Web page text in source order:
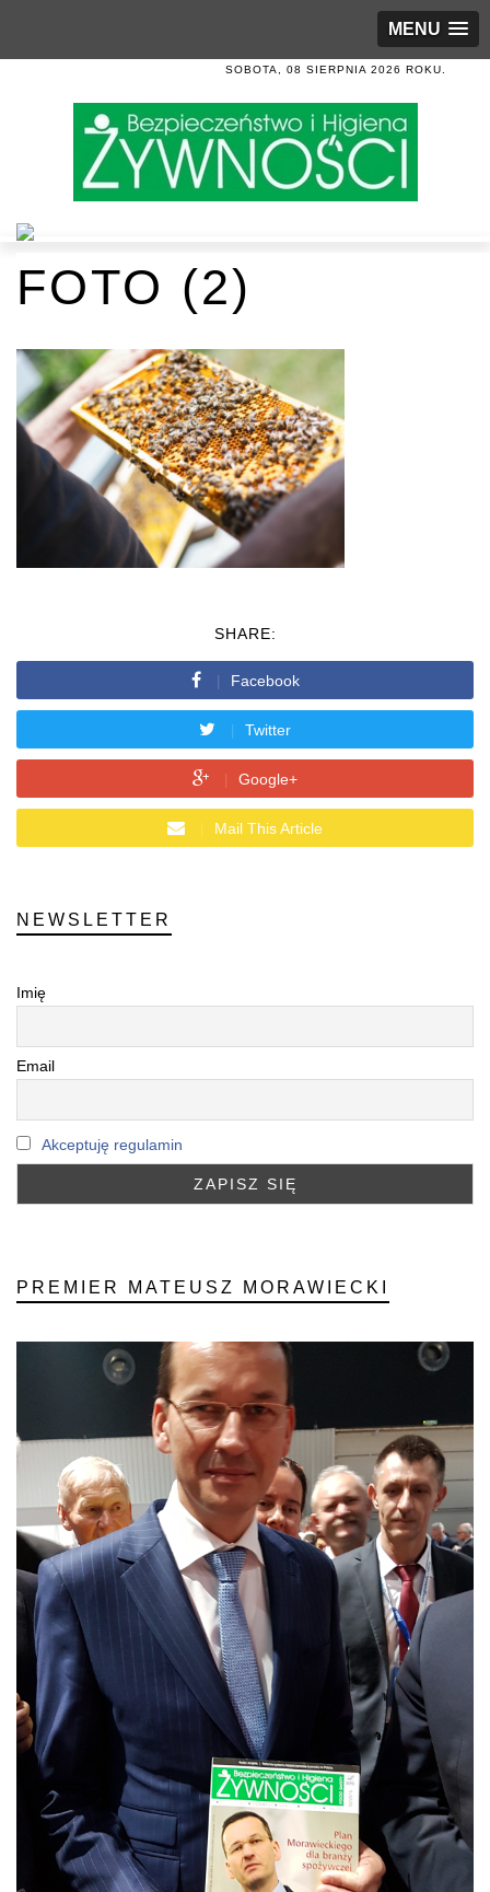
MENU
SOBOTA, 08 SIERPNIA 2026 ROKU.
FOTO (2)
SHARE:
Facebook
Twitter
Google+
Mail This Article
NEWSLETTER
Imię
Email
Akceptuję regulamin
PREMIER MATEUSZ MORAWIECKI